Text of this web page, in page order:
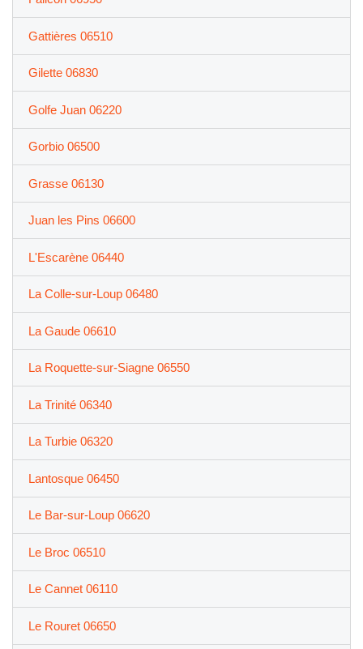
Gattières 06510
Gilette 06830
Golfe Juan 06220
Gorbio 06500
Grasse 06130
Juan les Pins 06600
L'Escarène 06440
La Colle-sur-Loup 06480
La Gaude 06610
La Roquette-sur-Siagne 06550
La Trinité 06340
La Turbie 06320
Lantosque 06450
Le Bar-sur-Loup 06620
Le Broc 06510
Le Cannet 06110
Le Rouret 06650